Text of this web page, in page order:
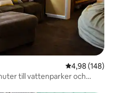
4,98 av 5 i
4,98 (148)
till vattenparker och